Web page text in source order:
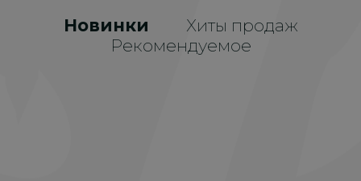
Новинки
Хиты продаж
Рекомендуемое